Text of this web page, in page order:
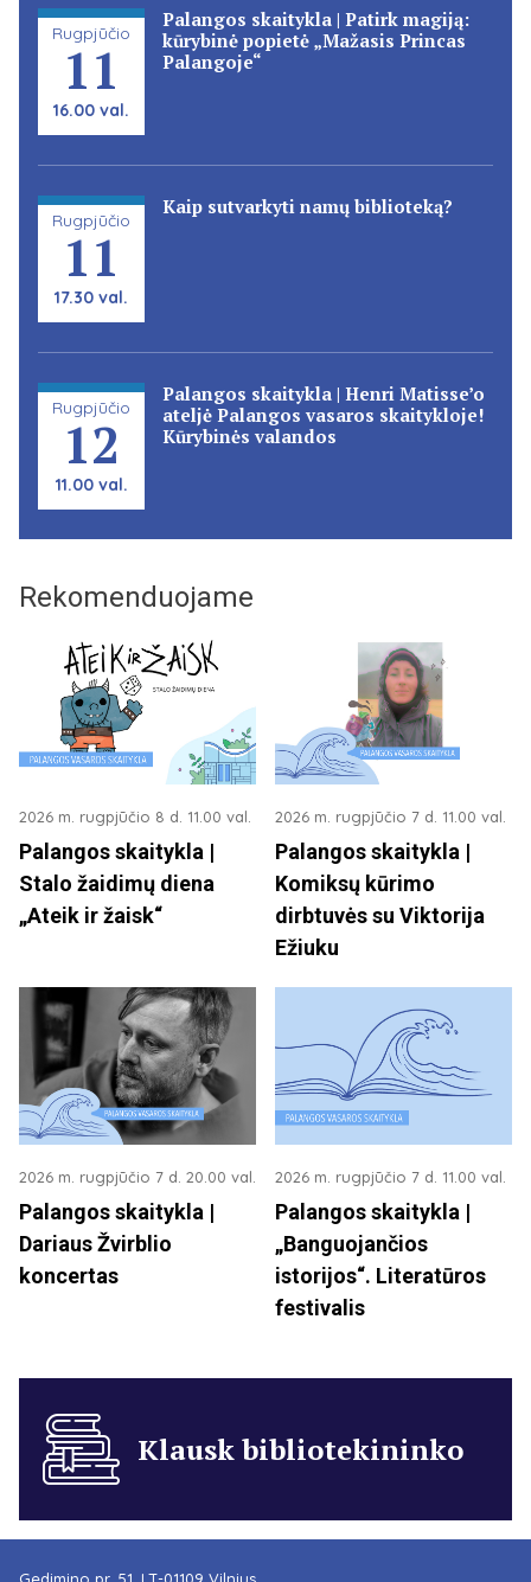
Rugpjūčio
11
16.00 val.
Palangos skaitykla | Patirk magiją:
kūrybinė popietė „Mažasis Princas
Palangoje“
Rugpjūčio
11
17.30 val.
Kaip sutvarkyti namų biblioteką?
Rugpjūčio
12
11.00 val.
Palangos skaitykla | Henri Matisse’o
ateljė Palangos vasaros skaitykloje!
Kūrybinės valandos
Rekomenduojame
2026 m. rugpjūčio 8 d. 11.00 val.
Palangos skaitykla |
Stalo žaidimų diena
„Ateik ir žaisk“
2026 m. rugpjūčio 7 d. 11.00 val.
Palangos skaitykla |
Komiksų kūrimo
dirbtuvės su Viktorija
Ežiuku
2026 m. rugpjūčio 7 d. 20.00 val.
Palangos skaitykla |
Dariaus Žvirblio
koncertas
2026 m. rugpjūčio 7 d. 11.00 val.
Palangos skaitykla |
„Banguojančios
istorijos“. Literatūros
festivalis
Klausk bibliotekininko